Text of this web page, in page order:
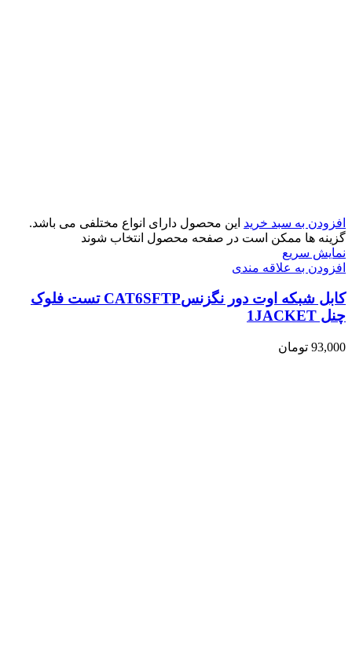
افزودن به سبد خرید این محصول دارای انواع مختلفی می باشد.
گزینه ها ممکن است در صفحه محصول انتخاب شوند
نمایش سریع
افزودن به علاقه مندی
کابل شبکه اوت دور نگزنسCAT6SFTP تست فلوک
چنل 1JACKET
93,000 تومان